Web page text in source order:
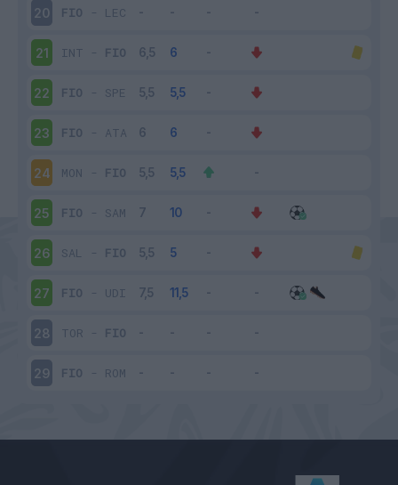
20 FIO - LEC
21 INT - FIO
22 FIO - SPE
23 FIO - ATA
24 MON - FIO
25 FIO - SAM
26 SAL - FIO
27 FIO - UDI
28 TOR - FIO
29 FIO - ROM